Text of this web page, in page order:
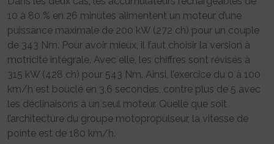
10 à 80 % en 26 minutes alimentent un moteur d’une
puissance maximale de 200 kW (272 ch) pour un couple
de 343 Nm. Pour avoir mieux, il faut choisir la version à
motricité intégrale. Avec elle, les chiffres sont révisés à
315 kW (428 ch) pour 543 Nm. Ainsi, l’exercice du 0 à 100
km/h est bouclé en 3,6 secondes, contre plus de 5 avec
les déclinaisons à un seul moteur. Quelle que soit
l’architecture du groupe motopropulseur, la vitesse de
pointe est de 180 km/h.